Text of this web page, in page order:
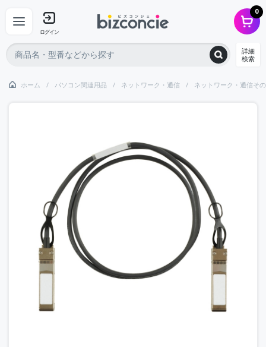
ログイン
0
詳細
検索
ホーム パソコン関連用品 ネットワーク・通信 ネットワーク・通信そ